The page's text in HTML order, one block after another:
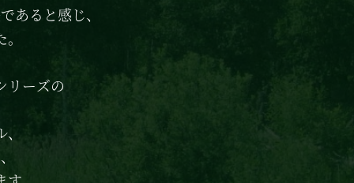
あると感じ、
リーズの